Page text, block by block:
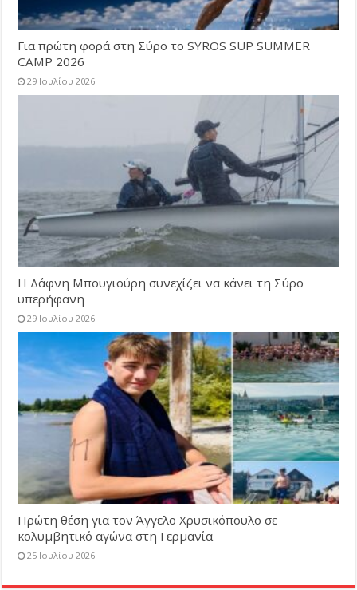
Για πρώτη φορά στη Σύρο το SYROS SUP SUMMER
CAMP 2026
29 Ιουλίου 2026
Η Δάφνη Μπουγιούρη συνεχίζει να κάνει τη Σύρο
υπερήφανη
29 Ιουλίου 2026
Πρώτη θέση για τον Άγγελο Χρυσικόπουλο σε
κολυμβητικό αγώνα στη Γερμανία
25 Ιουλίου 2026